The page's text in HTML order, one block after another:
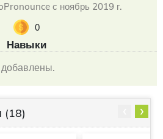
с ноябрь 2019 г.
0
Навыки
(18) ›